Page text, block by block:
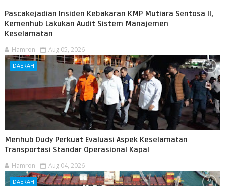
Pascakejadian Insiden Kebakaran KMP Mutiara Sentosa II,
Kemenhub Lakukan Audit Sistem Manajemen
Keselamatan
Hamron Aug 05, 2026
DAERAH
Menhub Dudy Perkuat Evaluasi Aspek Keselamatan
Transportasi Standar Operasional Kapal
Hamron Aug 04, 2026
DAERAH